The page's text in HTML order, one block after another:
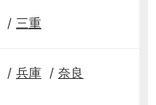
三重
兵庫
奈良